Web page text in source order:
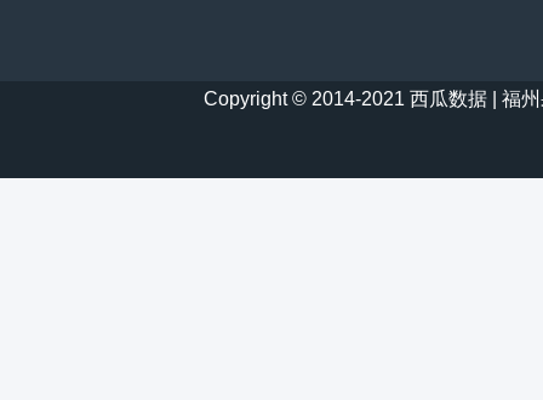
Copyright © 2014-2021 西瓜数据 | 福